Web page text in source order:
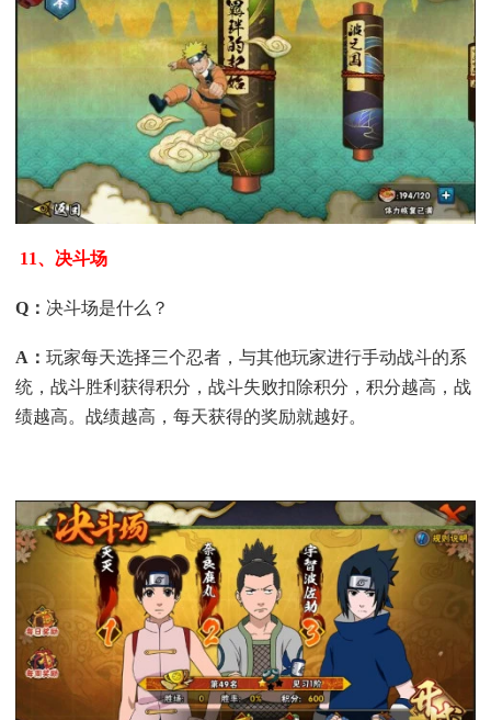
11、决斗场
Q ： 决斗场是什么？
A ：玩家每天选择三个忍者，与其他玩家进行手动战斗的系
统，战斗胜利获得积分，战斗失败扣除积分，积分越高，战
绩越高。战绩越高，每天获得的奖励就越好。